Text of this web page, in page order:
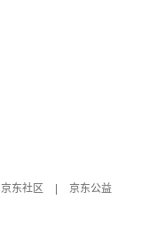
京东社区
京东公益